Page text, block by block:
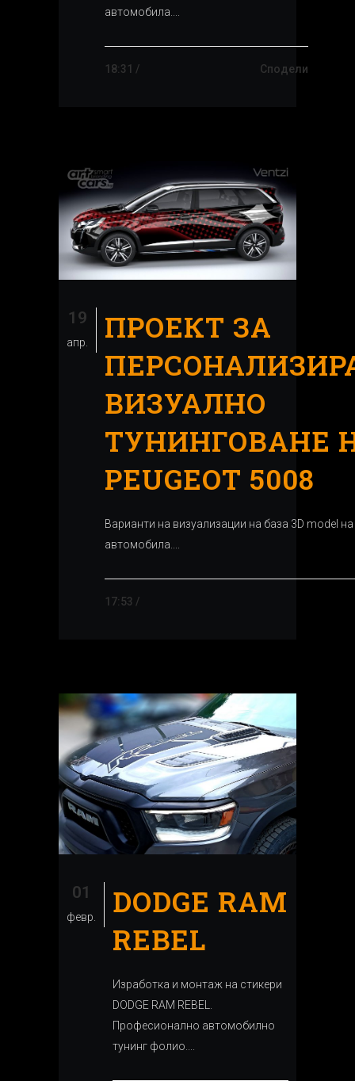
автомобила....
18:31 / Сподели
19
апр.
ПРОЕКТ ЗА
ВИЗУАЛНО
ТУНИНГОВАНЕ
PEUGEOT 5008
Варианти на визуализации на база 3D model на
автомобила....
17:53 /
01
февр.
DODGE RAM
REBEL
Изработка и монтаж на стикери
DODGE RAM REBEL.
Професионално автомобилно
тунинг фолио....